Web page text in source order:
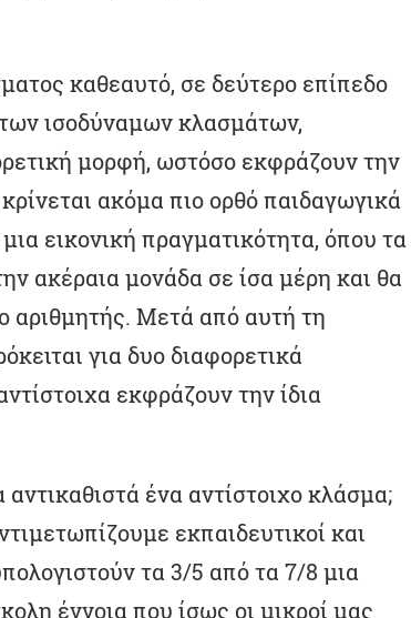
καθεαυτό, σε δεύτερο επίπεδο
ισοδύναμων κλασμάτων,
μορφή, ωστόσο εκφράζουν την
ακόμα πιο ορθό παιδαγωγικά
εικονική πραγματικότητα, όπου τα
ακέραια μονάδα σε ίσα μέρη και θα
αριθμητής. Μετά από αυτή τη
για δυο διαφορετικά
εκφράζουν την ίδια
ένα αντίστοιχο κλάσμα;
εκπαιδευτικοί και
τα 3/5 από τα 7/8 μια
έννοια που ίσως οι μικροί μας